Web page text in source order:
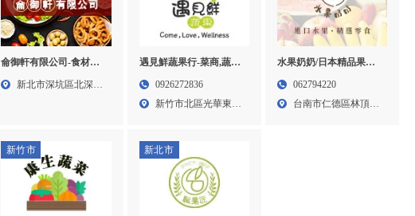
侖御軒有限公司-食材代
工,食材加工廠,,台北食材
新北市深坑區北深路
遇見鮮蔬果行-菜商,蔬菜
批發,新竹蔬菜批發,北區
0926272836
新竹市北區光華東一
水果奶奶/日本精品果物-
水果店,進口水果店,台南
062794220
台南市仁德區林頂街
新竹市 新北市